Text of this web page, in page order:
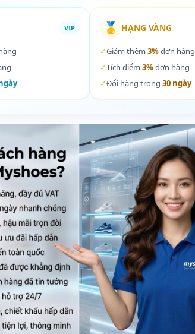
VIP 🥇 HẠNG VÀNG
✓Giảm thêm 3%đơn hàng
✓Tích điểm 3%đơn hàng
✓Đổi hàng trong 30 ngày